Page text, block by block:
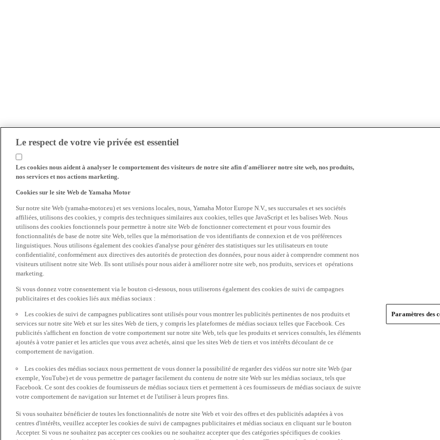
Le respect de votre vie privée est essentiel
Les cookies nous aident à analyser le comportement des visiteurs de notre site afin d'améliorer notre site web, nos produits,
nos services et nos actions marketing.
Cookies sur le site Web de Yamaha Motor
Sur notre site Web (yamaha-motor.eu) et ses versions locales, nous, Yamaha Motor Europe N.V., ses succursales et ses sociétés
affiliées, utilisons des cookies, y compris des techniques similaires aux cookies, telles que JavaScript et les balises Web. Nous
utilisons des cookies fonctionnels pour permettre à notre site Web de fonctionner correctement et pour vous fournir des
fonctionnalités de base de notre site Web, telles que la mémorisation de vos identifiants de connexion et de vos préférences
linguistiques. Nous utilisons également des cookies d'analyse pour générer des statistiques sur les utilisateurs en toute
confidentialité, conformément aux directives des autorités de protection des données, pour nous aider à comprendre comment nos
visiteurs utilisent notre site Web. Ils sont utilisés pour nous aider à améliorer notre site web, nos produits, services et opérations
marketing.
Si vous donnez votre consentement via le bouton ci-dessous, nous utiliserons également des cookies de suivi de campagnes
publicitaires et des cookies liés aux médias sociaux :
Les cookies de suivi de campagnes publicatires sont utilisés pour vous montrer les publicités pertinentes de nos produits et
services sur notre site Web et sur les sites Web de tiers, y compris les plateformes de médias sociaux telles que Facebook. Ces
publicités s'affichent en fonction de votre comportement sur notre site Web, tels que les produits et services consultés, les éléments
ajoutés à votre panier et les articles que vous avez achetés, ainsi que les sites Web de tiers et vos intérêts découlant de ce
comportement de navigation.
Les cookies des médias sociaux nous permettent de vous donner la possibilité de regarder des vidéos sur notre site Web (par
exemple, YouTube) et de vous permettre de partager facilement du contenu de notre site Web sur les médias sociaux, tels que
Facebook. Ce sont des cookies de fournisseurs de médias sociaux tiers et permettent à ces fournisseurs de médias sociaux de suivre
votre comportement de navigation sur Internet et de l'utiliser à leurs propres fins.
Si vous souhaitez bénéficier de toutes les fonctionnalités de notre site Web et voir des offres et des publicités adaptées à vos
centres d'intérêts, veuillez accepter les cookies de suivi de campagnes publicitaires et médias sociaux en cliquant sur le bouton
Accepter. Si vous ne souhaitez pas accepter ces cookies ou ne souhaitez accepter que des catégories spécifiques de cookies
Paramètres des